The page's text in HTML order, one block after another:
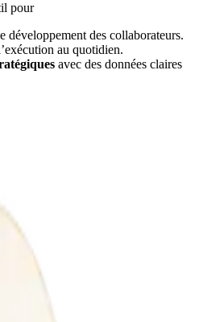
pour
développement des collaborateurs.
au quotidien.
avec des données claires